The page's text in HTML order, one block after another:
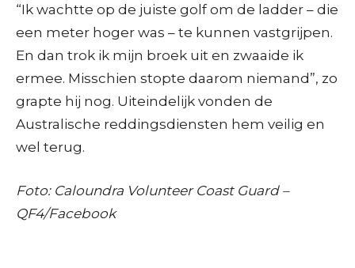
“Ik wachtte op de juiste golf om de ladder – die
een meter hoger was – te kunnen vastgrijpen.
En dan trok ik mijn broek uit en zwaaide ik
ermee. Misschien stopte daarom niemand”, zo
grapte hij nog. Uiteindelijk vonden de
Australische reddingsdiensten hem veilig en
wel terug.
Foto: Caloundra Volunteer Coast Guard –
QF4/Facebook